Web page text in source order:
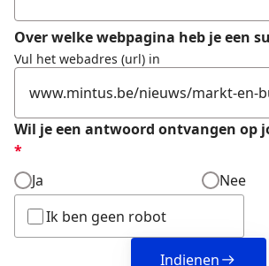
Over welke webpagina heb je een
Vul het webadres (url) in
Wil je een antwoord ontvangen op
*
Ja
Nee
Ik ben geen robot
Indienen